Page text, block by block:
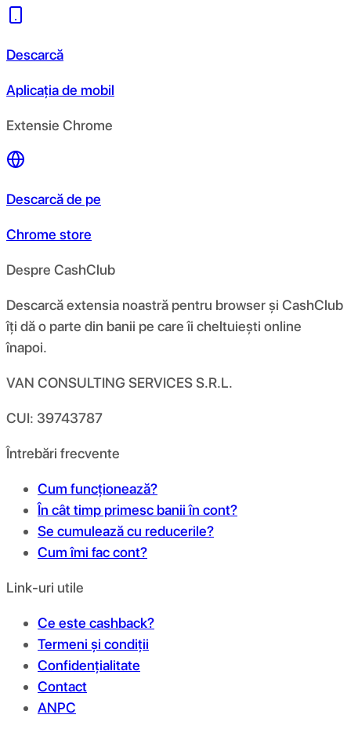
Descarcă
Aplicația de mobil
Extensie Chrome
Descarcă de pe
Chrome store
Despre CashClub
Descarcă extensia noastră pentru browser și CashClub
îți dă o parte din banii pe care îi cheltuiești online
înapoi.
VAN CONSULTING SERVICES S.R.L.
CUI: 39743787
Întrebări frecvente
Cum funcționează?
În cât timp primesc banii în cont?
Se cumulează cu reducerile?
Cum îmi fac cont?
Link-uri utile
Ce este cashback?
Termeni și condiții
Confidențialitate
Contact
ANPC